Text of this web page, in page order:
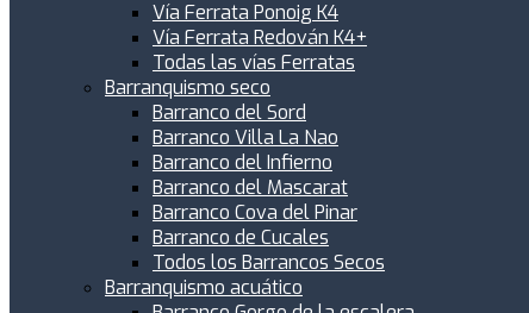
Vía Ferrata Ponoig K4
Vía Ferrata Redován K4+
Todas las vías Ferratas
Barranquismo seco
Barranco del Sord
Barranco Villa La Nao
Barranco del Infierno
Barranco del Mascarat
Barranco Cova del Pinar
Barranco de Cucales
Todos los Barrancos Secos
Barranquismo acuático